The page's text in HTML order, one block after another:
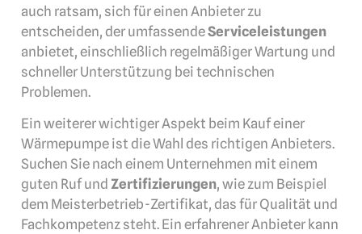
auch ratsam, sich für einen Anbieter zu
entscheiden, der umfassendeServiceleistungen
anbietet, einschließlich regelmäßiger Wartung und
schneller Unterstützung bei technischen
Problemen.
Ein weiterer wichtiger Aspekt beim Kauf einer
Wärmepumpe ist die Wahl des richtigen Anbieters.
Suchen Sie nach einem Unternehmen mit einem
guten Ruf und Zertifizierungen, wie zum Beispiel
dem Meisterbetrieb-Zertifikat, das für Qualität und
Fachkompetenz steht. Ein erfahrener Anbieter kann